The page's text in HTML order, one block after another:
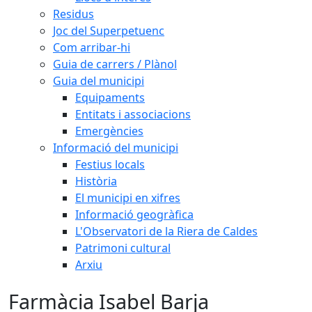
Residus
Joc del Superpetuenc
Com arribar-hi
Guia de carrers / Plànol
Guia del municipi
Equipaments
Entitats i associacions
Emergències
Informació del municipi
Festius locals
Història
El municipi en xifres
Informació geogràfica
L'Observatori de la Riera de Caldes
Patrimoni cultural
Arxiu
Farmàcia Isabel Barja